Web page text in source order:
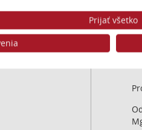
reklamu
reklamy
Prijať všetko